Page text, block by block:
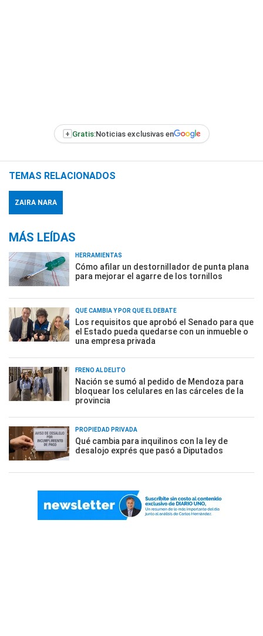
+ Gratis:Noticias exclusivas en
TEMAS RELACIONADOS
ZAIRA NARA
MÁS LEÍDAS
HERRAMIENTAS
Cómo afilar un destornillador de punta plana
para mejorar el agarre de los tornillos
QUÉ CAMBIA Y POR QUÉ EL DEBATE
Los requisitos que aprobó el Senado para que
el Estado pueda quedarse con un inmueble o
una empresa privada
FRENO AL DELITO
Nación se sumó al pedido de Mendoza para
bloquear los celulares en las cárceles de la
provincia
PROPIEDAD PRIVADA
Qué cambia para inquilinos con la ley de
desalojo exprés que pasó a Diputados